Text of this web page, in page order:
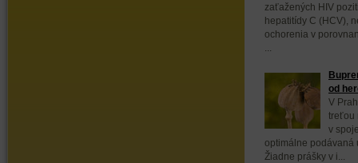
zaťažených HIV
hepatitídy C (HCV),
ochorenia v
...
od
V
treťou
v
optimálne podávaná
Žiadne prášky v i...